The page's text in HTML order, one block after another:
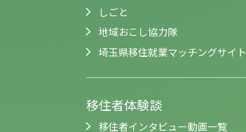
しごと
地域おこし協力隊
埼玉県移住就業マッチングサイト
移住者体験談
移住者インタビュー動画一覧